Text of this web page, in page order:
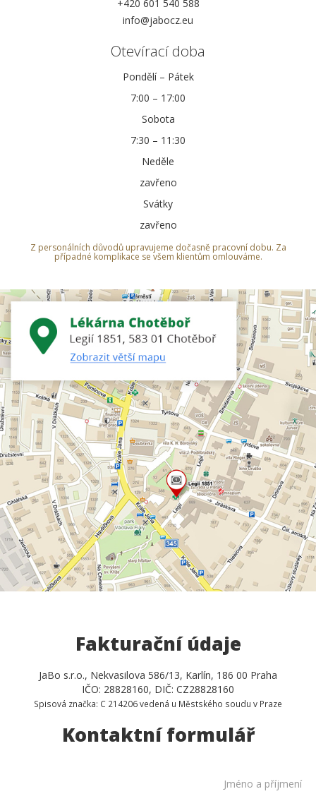
+420 601 540 588
info@jabocz.eu
Otevírací doba
Pondělí – Pátek
7:00 – 17:00
Sobota
7:30 – 11:30
Neděle
zavřeno
Svátky
zavřeno
Z personálních důvodů upravujeme dočasně pracovní dobu. Za
případné komplikace se všem klientům omlouváme.
Fakturační údaje
JaBo s.r.o., Nekvasilova 586/13, Karlín, 186 00 Praha
IČO: 28828160, DIČ: CZ28828160
Spisová značka: C 214206 vedená u Městského soudu v Praze
Kontaktní formulář
Jméno a příjmení